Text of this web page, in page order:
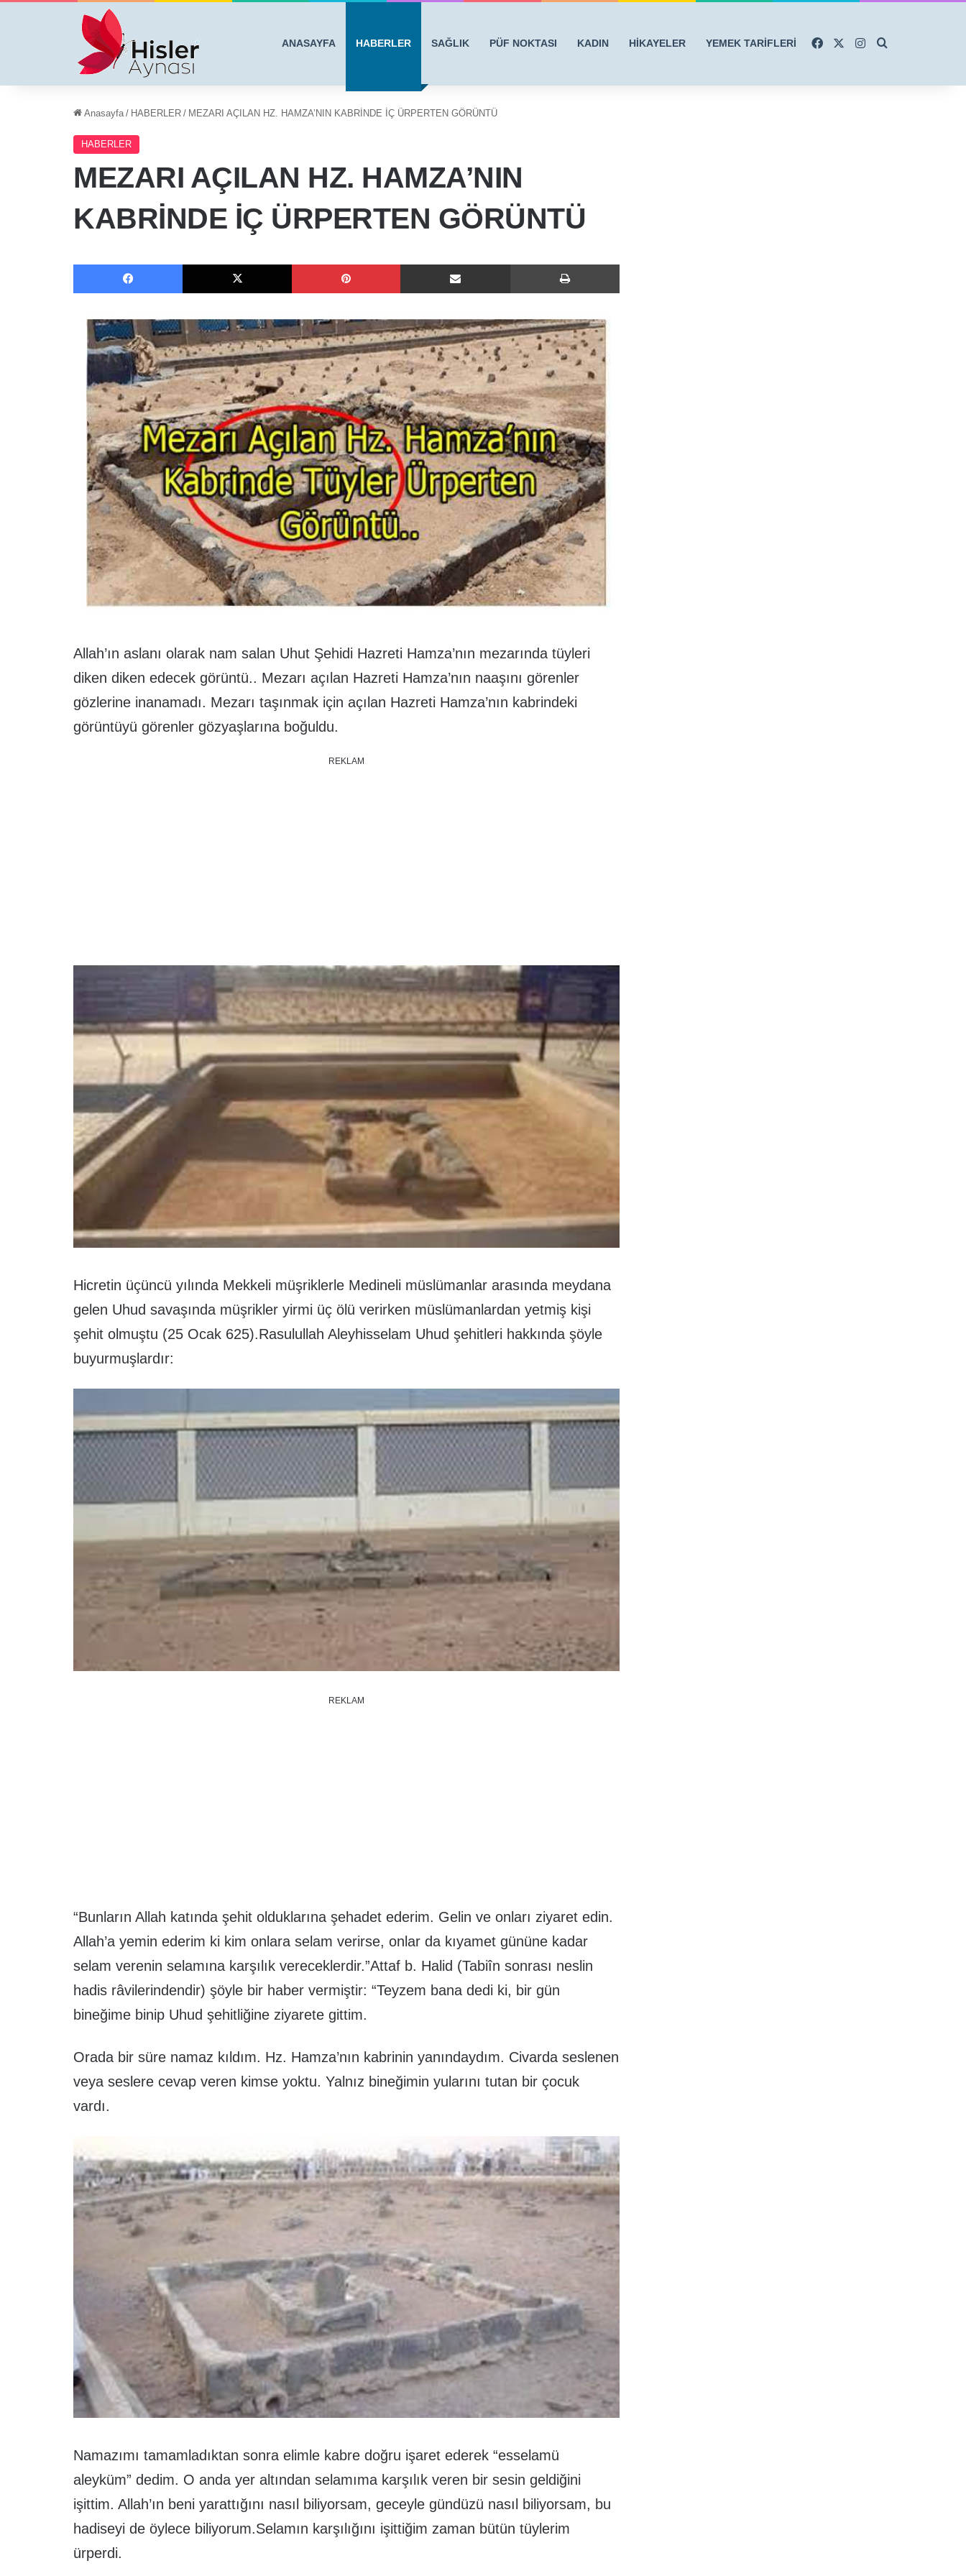
ANASAYFA HABERLER SAĞLIK PÜF NOKTASI KADIN HİKAYELER YEMEK TARİFLERİ FacebookInstagram
Anasayfa / HABERLER / MEZARI AÇILAN HZ. HAMZA’NIN KABRİNDE İÇ ÜRPERTEN GÖRÜNTÜ
HABERLER
MEZARI AÇILAN HZ. HAMZA’NIN
KABRİNDE İÇ ÜRPERTEN GÖRÜNTÜ
Facebook X Pinterest E-Posta ile paylaş Yazdır
Allah’ın aslanı olarak nam salan Uhut Şehidi Hazreti Hamza’nın mezarında tüyleri
diken diken edecek görüntü.. Mezarı açılan Hazreti Hamza’nın naaşını görenler
gözlerine inanamadı. Mezarı taşınmak için açılan Hazreti Hamza’nın kabrindeki
görüntüyü görenler gözyaşlarına boğuldu.
REKLAM
Hicretin üçüncü yılında Mekkeli müşriklerle Medineli müslümanlar arasında meydana
gelen Uhud savaşında müşrikler yirmi üç ölü verirken müslümanlardan yetmiş kişi
şehit olmuştu (25 Ocak 625).Rasulullah Aleyhisselam Uhud şehitleri hakkında şöyle
buyurmuşlardır:
REKLAM
“Bunların Allah katında şehit olduklarına şehadet ederim. Gelin ve onları ziyaret edin.
Allah’a yemin ederim ki kim onlara selam verirse, onlar da kıyamet gününe kadar
selam verenin selamına karşılık vereceklerdir.”Attaf b. Halid (Tabiîn sonrası neslin
hadis râvilerindendir) şöyle bir haber vermiştir: “Teyzem bana dedi ki, bir gün
bineğime binip Uhud şehitliğine ziyarete gittim.
Orada bir süre namaz kıldım. Hz. Hamza’nın kabrinin yanındaydım. Civarda seslenen
veya seslere cevap veren kimse yoktu. Yalnız bineğimin yularını tutan bir çocuk
vardı.
Namazımı tamamladıktan sonra elimle kabre doğru işaret ederek “esselamü
aleyküm” dedim. O anda yer altından selamıma karşılık veren bir sesin geldiğini
işittim. Allah’ın beni yarattığını nasıl biliyorsam, geceyle gündüzü nasıl biliyorsam, bu
hadiseyi de öylece biliyorum.Selamın karşılığını işittiğim zaman bütün tüylerim
ürperdi.